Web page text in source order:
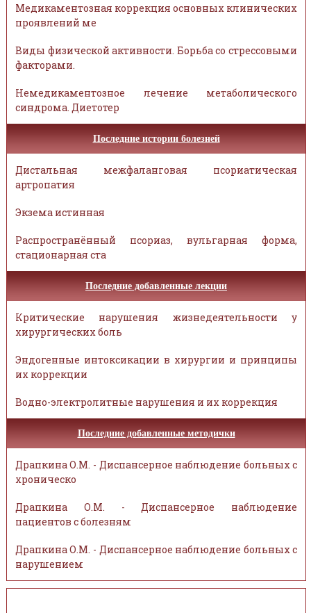
Медикаментозная коррекция основных клинических
проявлений ме
Виды физической активности. Борьба со стрессовыми
факторами.
Немедикаментозное лечение метаболического
синдрома. Диетотер
Последние истории болезней
Дистальная межфаланговая псориатическая
артропатия
Экзема истинная
Распространённый псориаз, вульгарная форма,
стационарная ста
Последние добавленные лекции
Критические нарушения жизнедеятельности у
хирургических боль
Эндогенные интоксикации в хирургии и принципы
их коррекции
Водно-электролитные нарушения и их коррекция
Последние добавленные методички
Драпкина О.М. - Диспансерное наблюдение больных с
хроническо
Драпкина О.М. - Диспансерное наблюдение
пациентов с болезням
Драпкина О.М. - Диспансерное наблюдение больных с
нарушением